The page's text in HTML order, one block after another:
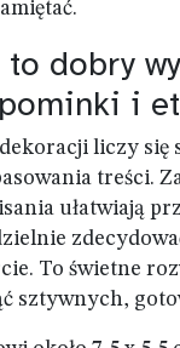
to dobry
i
liczy się
treści.
ułatwiają
To świetne
sztywnych,